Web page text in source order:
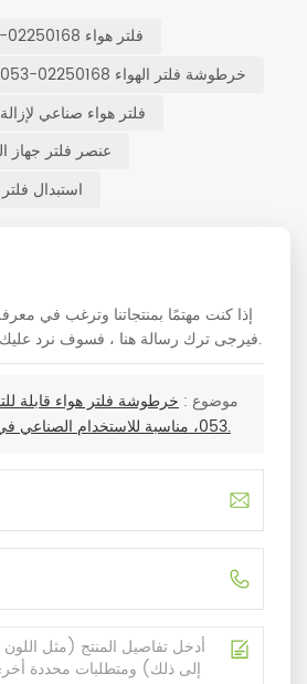
فلتر هواء 02250168-053
خرطوشة فلتر الهواء 02250168-053
فلتر هواء صناعي لإزالة الغبار
عنصر فلتر جهاز التنفس
استبدال فلتر الهواء
إذا كنت مهتمًا بمنتجاتنا وترغب في
فيرجى ترك رسالة هنا ، فسوف نرد عليك في أقرب وقت ممكن.
موضوع :
053، مناسبة للاستخدام الصناعي في فلاتر ضواغط الهواء.